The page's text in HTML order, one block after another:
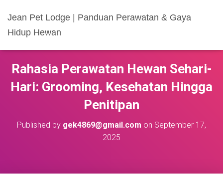
Jean Pet Lodge | Panduan Perawatan & Gaya
Hidup Hewan
Rahasia Perawatan Hewan Sehari-
Hari: Grooming, Kesehatan Hingga
Penitipan
Published by gek4869@gmail.com on September 17,
2025